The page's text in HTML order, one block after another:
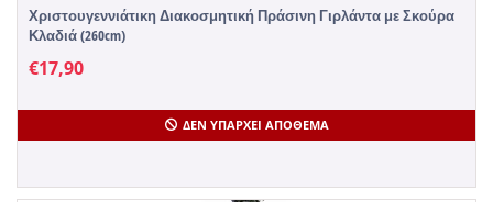
Χριστουγεννιάτικη Διακοσμητική Πράσινη Γιρλάντα με Σκούρα
Κλαδιά (260cm)
€17,90
ΔΕΝ ΥΠΆΡΧΕΙ ΑΠΌΘΕΜΑ